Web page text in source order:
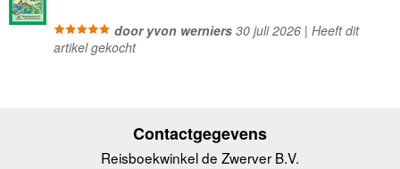
door yvon werniers30 juli 2026 | Heeft dit
artikel gekocht
Contactgegevens
Reisboekwinkel de Zwerver B.V.